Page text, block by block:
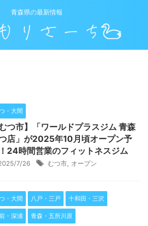
青森県の最新情報
・大間
むつ市】「ワールドプラスジム 青森
店」が2025年10月頃オープン予
24時間営業のフィットネスジム
7/26 むつ市 オープン
・大間 八戸・三戸 十和田・三沢
・深浦 青森・五所川原